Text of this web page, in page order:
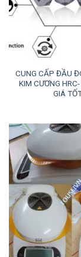
CUNG CẤP ĐẦU
KIM CƯƠNG
GIÁ